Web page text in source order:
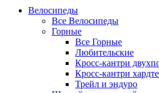
Велосипеды
Все Велосипеды
Горные
Все Горные
Любительские
Кросс-кантри
Кросс-кантри
Трейл и эндуро